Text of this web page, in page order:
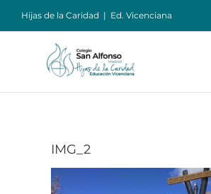
contenido
Hijas de la Caridad | Ed. Vicenciana
IMG_2